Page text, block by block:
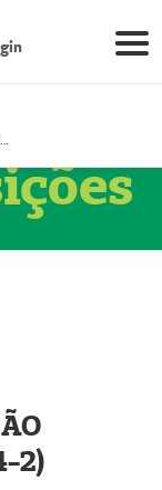
Prestador OFTALMOCLÍNICA SÃO GONÇALO (55004164-2)
2)